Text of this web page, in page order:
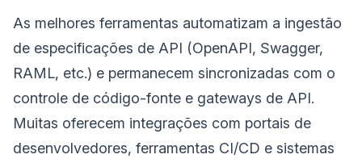
As melhores ferramentas automatizam a ingestão
de especificações de API (OpenAPI, Swagger,
RAML, etc.) e permanecem sincronizadas com o
controle de código-fonte e gateways de API.
Muitas oferecem integrações com portais de
desenvolvedores, ferramentas CI/CD e sistemas